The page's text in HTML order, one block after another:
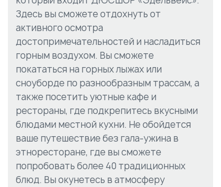
Здесь вы сможете отдохнуть от
активного осмотра
достопримечательностей и насладиться
горным воздухом. Вы сможете
покататься на горных лыжах или
сноуборде по разнообразным трассам, а
также посетить уютные кафе и
рестораны, где подкрепитесь вкусными
блюдами местной кухни. Не обойдется
ваше путешествие без гала-ужина в
этноресторане, где вы сможете
попробовать более 40 традиционных
блюд. Вы окунетесь в атмосферу